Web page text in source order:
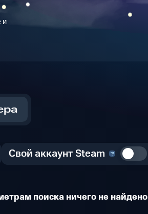
и
Свой аккаунт Steam
поиска ничего не найдено